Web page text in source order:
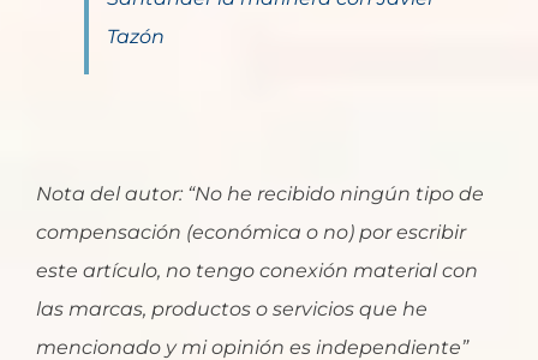
Tazón
Nota del autor: “No he recibido ningún tipo de
compensación (económica o no) por escribir
este artículo, no tengo conexión material con
las marcas, productos o servicios que he
mencionado y mi opinión es independiente”